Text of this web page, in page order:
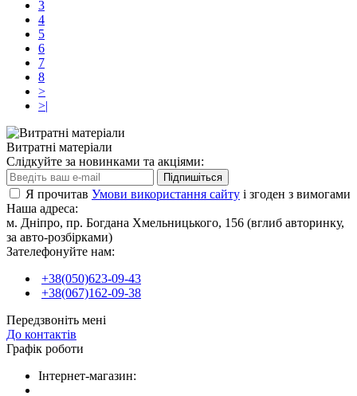
3
4
5
6
7
8
>
>|
Витратні матеріали
Слідкуйте за новинками та акціями:
Підпишіться
Я прочитав Умови використання сайту і згоден з вимогами
Наша адреса:
м. Дніпро, пр. Богдана Хмельницького, 156 (вглиб авторинку,
за авто-розбірками)
Зателефонуйте нам:
+38(050)623-09-43
+38(067)162-09-38
Передзвоніть мені
До контактів
Графік роботи
Інтернет-магазин: